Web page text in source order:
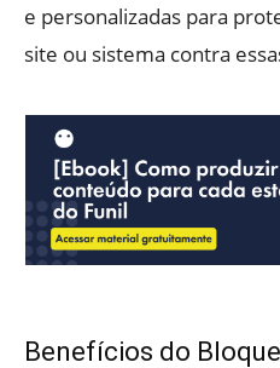
e personalizadas para
site ou sistema contra
Benefícios do